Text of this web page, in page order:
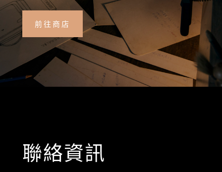
前往商店
聯絡資訊